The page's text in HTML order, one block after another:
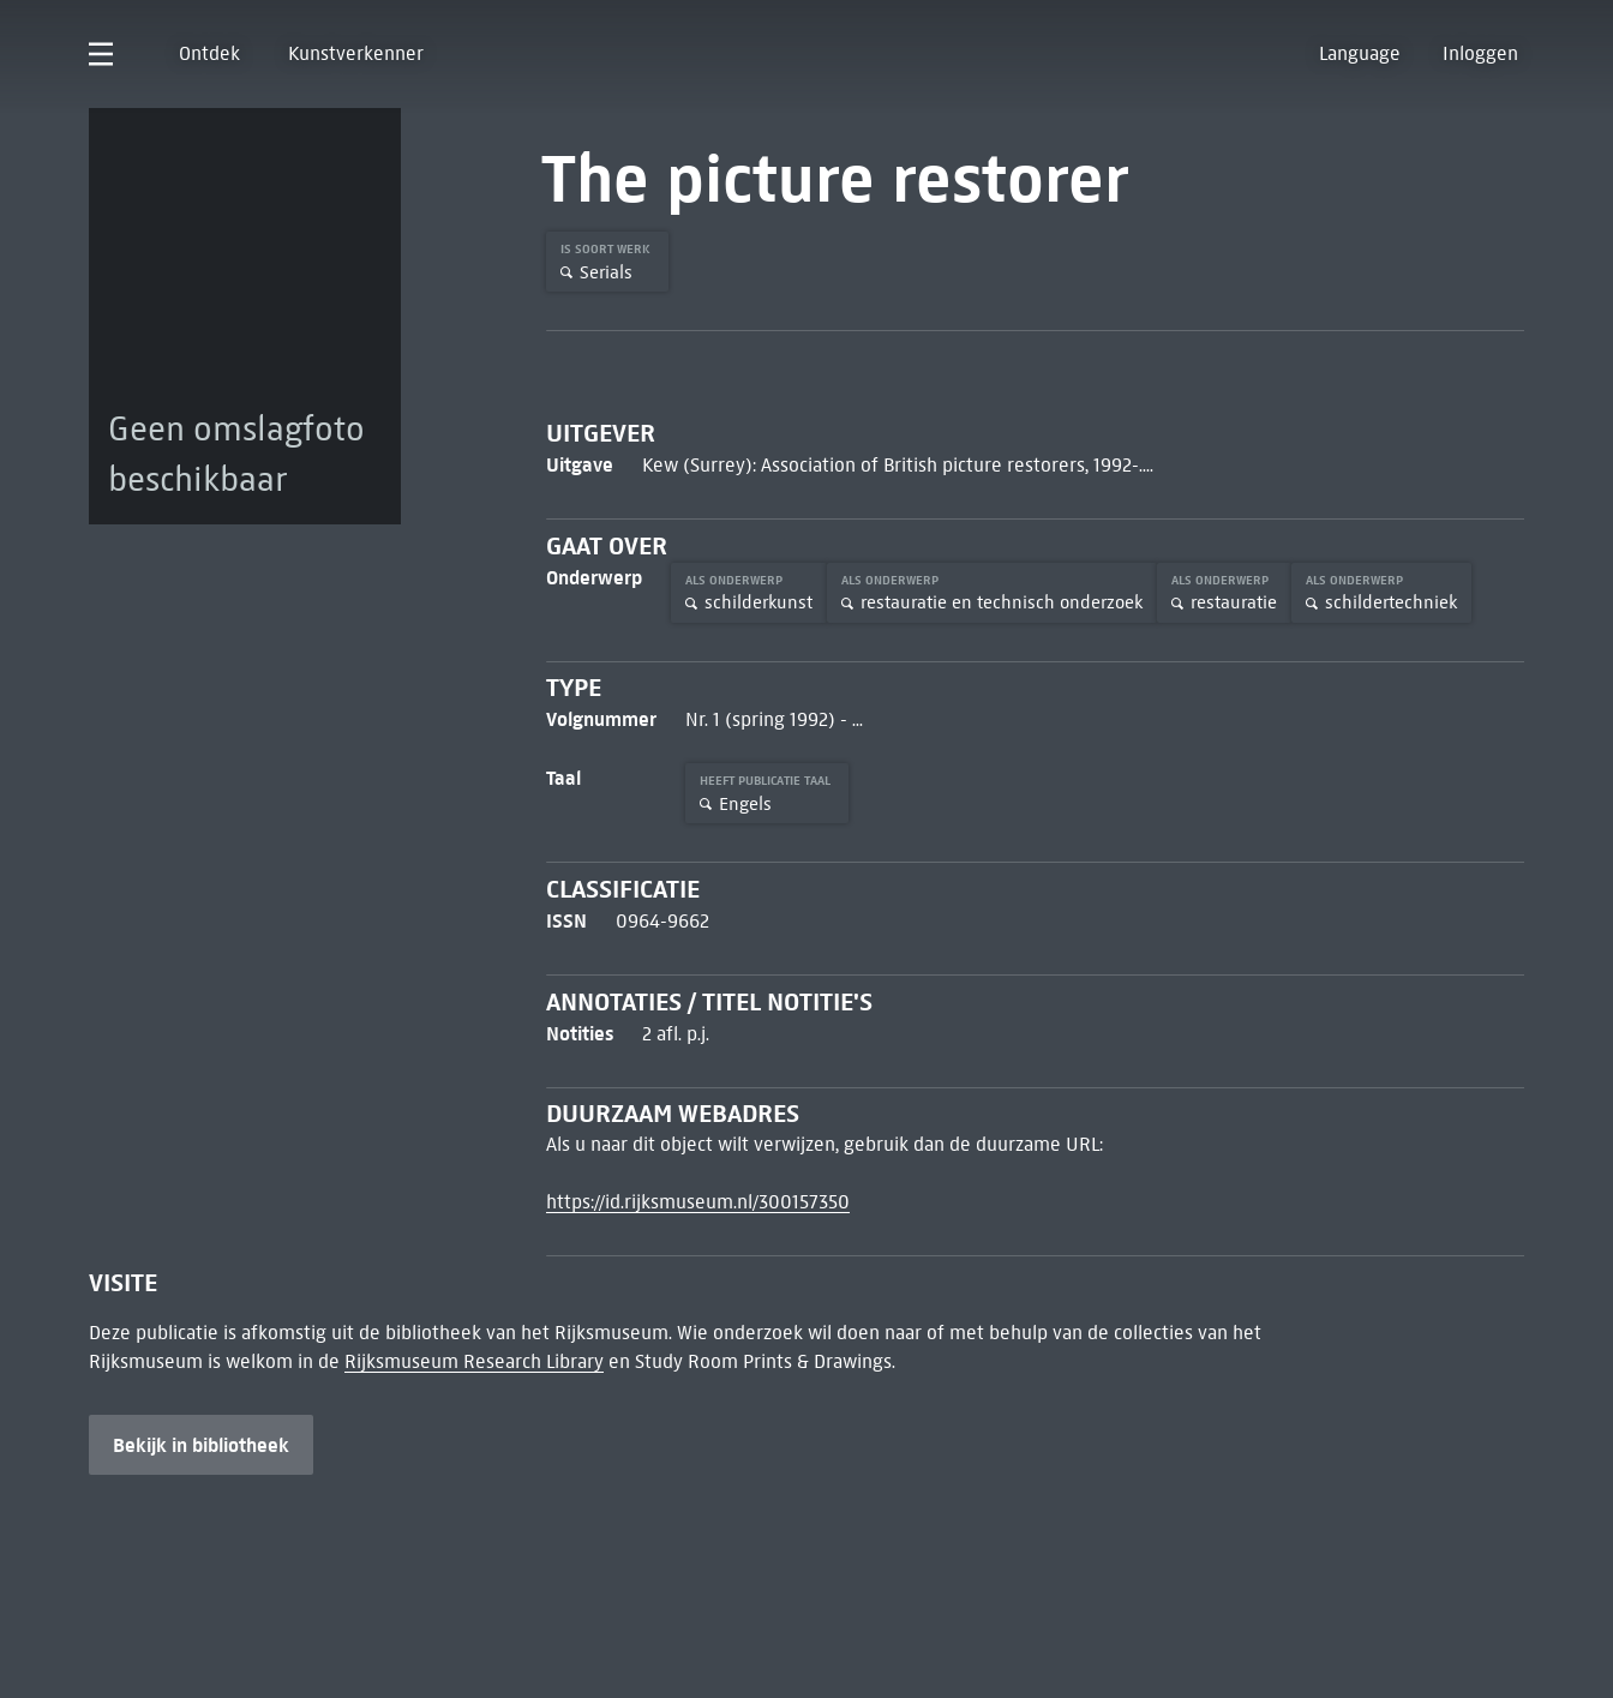
Ontdek Kunstverkenner Language Inloggen
Geen omslagfoto
beschikbaar
The picture restorer
IS SOORT WERK
Serials
UITGEVER
Uitgave Kew (Surrey): Association of British picture restorers, 1992-....
GAAT OVER
Onderwerp ALS ONDERWERP
schilderkunst
ALS ONDERWERP
restauratie en technisch onderzoek
ALS ONDERWERP
restauratie
ALS ONDERWERP
schildertechniek
TYPE
Volgnummer Nr. 1 (spring 1992) - ...
Taal HEEFT PUBLICATIE TAAL
Engels
CLASSIFICATIE
ISSN 0964-9662
ANNOTATIES / TITEL NOTITIE'S
Notities 2 afl. p.j.
DUURZAAM WEBADRES
Als u naar dit object wilt verwijzen, gebruik dan de duurzame URL:
https://id.rijksmuseum.nl/300157350
VISITE
Deze publicatie is afkomstig uit de bibliotheek van het Rijksmuseum. Wie onderzoek wil doen naar of met behulp van de collecties van het
Rijksmuseum is welkom in de Rijksmuseum Research Libraryen Study Room Prints & Drawings.
Bekijk in bibliotheek